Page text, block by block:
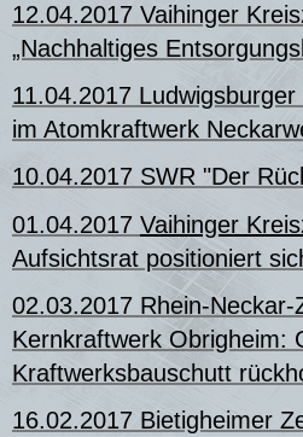
12.04.2017 Vaihinger
„Nachhaltiges
11.04.2017
im Atomkraftwerk
10.04.2017 SWR "Der
01.04.2017 Vaihinger
Aufsichtsrat positioniert
02.03.2017 Rhein-Neckar-
Kernkraftwerk Obrigheim:
Kraftwerksbauschutt
16.02.2017 Bietigheimer